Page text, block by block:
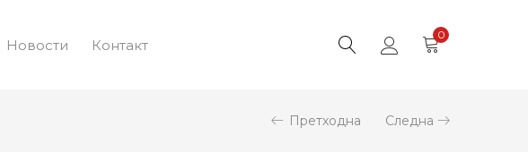
Новости Контакт
0
Претходна Следна